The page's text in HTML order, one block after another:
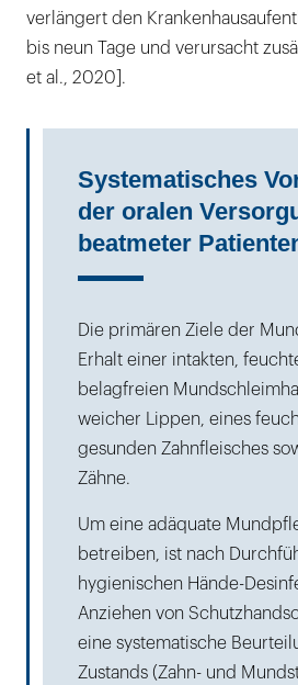
verlängert den
bis neun Tage und verursacht
et al., 2020].
Systematisches
der oralen
beatmeter
Die primären Ziele der
Erhalt einer intakten,
belagfreien
weicher Lippen, eines
gesunden Zahnfleisches
Zähne.
Um eine adäquate
betreiben, ist nach
hygienischen Hände-
Anziehen von
eine systematische
Zustands (Zahn- und